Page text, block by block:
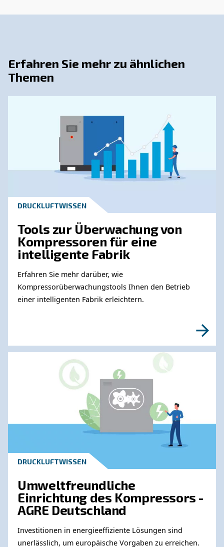
Stromquelle Für Meinen Kompressor
Wie Wirkt Sich Verunreinigte Luft Um
Kompressor Auf Die Wartung Aus?
Warum Ist Es Notwendig, In
Anlagen Ein
Eindämmungs-/Sicherheitsbereich
Kompressor Herum Zu Haben?
Wenden Sie sich an unsere
Experten
Benötigen Sie weitere Informationen zu
unsere Experten Sie so schnell wie möglich